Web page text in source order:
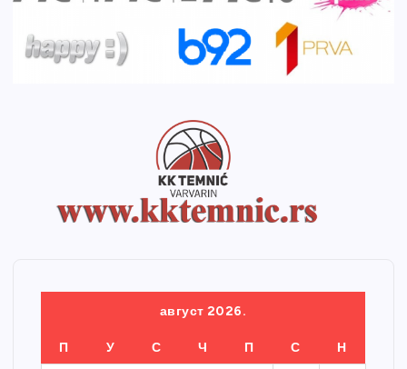
август 2026.
П У С Ч П С Н